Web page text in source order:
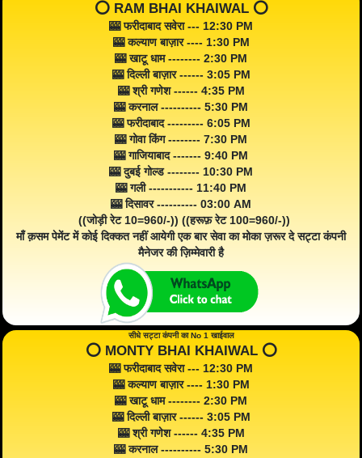
⭕️ RAM BHAI KHAIWAL ⭕️
🎰 फरीदाबाद सवेरा --- 12:30 PM
🎰 कल्याण बाज़ार ---- 1:30 PM
🎰 खाटू धाम -------- 2:30 PM
🎰 दिल्ली बाज़ार ------ 3:05 PM
🎰 श्री गणेश ------ 4:35 PM
🎰 करनाल ---------- 5:30 PM
🎰 फरीदाबाद --------- 6:05 PM
🎰 गोवा किंग -------- 7:30 PM
🎰 गाजियाबाद ------- 9:40 PM
🎰 दुबई गोल्ड -------- 10:30 PM
🎰 गली ----------- 11:40 PM
🎰 दिसावर ---------- 03:00 AM
((जोड़ी रेट 10=960/-)) ((हरूफ़ रेट 100=960/-))
माँ क़सम पेमेंट में कोई दिक्कत नहीं आयेगी एक बार सेवा का मोका ज़रूर दे सट्टा कंपनी
मैनेजर की ज़िम्मेवारी है
सीधे सट्टा कंपनी का No 1 खाईवाल
⭕️ MONTY BHAI KHAIWAL ⭕️
🎰 फरीदाबाद सवेरा --- 12:30 PM
🎰 कल्याण बाज़ार ---- 1:30 PM
🎰 खाटू धाम -------- 2:30 PM
🎰 दिल्ली बाज़ार ------ 3:05 PM
🎰 श्री गणेश ------ 4:35 PM
🎰 करनाल ---------- 5:30 PM